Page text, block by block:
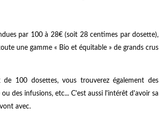
par 100 à 28€ (soit 28 centimes par dosette),
une gamme « Bio et équitable » de grands crus
de 100 dosettes, vous trouverez également des
des infusions, etc... C'est aussi l'intérêt d'avoir sa
avec.